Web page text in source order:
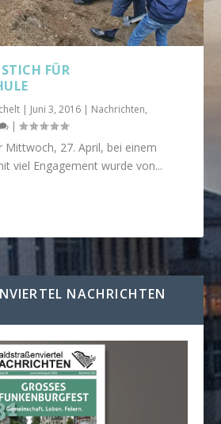
FÜR
| Juni 3, 2016 | Nachrichten,
|
Mittwoch, 27. April, bei einem
viel Engagement wurde von...
NACHRICHTEN A